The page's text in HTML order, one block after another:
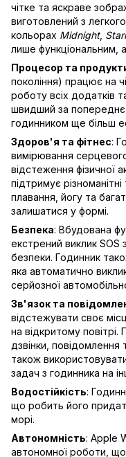
чітке та яскраве
виготовлений з
кольорах Midnight,
лише функціональним,
Процесор та
покоління) працює на
роботу всіх додатків
швидший за
годинником ще більш
Здоров'я та фітнес:
вимірювання
відстеження фізичної
підтримує
плавання, йогу та
залишатися у формі.
Безпека: Вбудована
екстрений виклик
безпеки. Годинник
яка автоматично
серйозної
Зв'язок та
відстежувати своє
на відкритому
дзвінки, повідомлення
також
задач з годинника на
Водостійкість:
що робить його
морі.
Автономність: Apple
автономної роботи,